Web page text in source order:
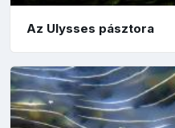
Az Ulysses pásztora